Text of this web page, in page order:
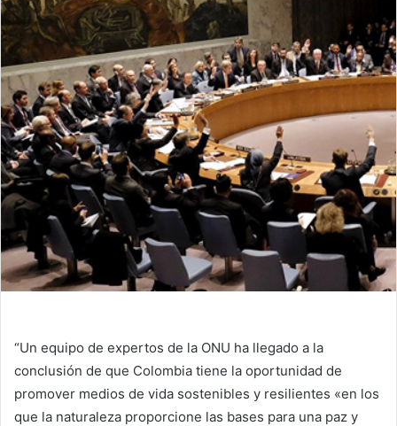
“Un equipo de expertos de la ONU ha llegado a la
conclusión de que Colombia tiene la oportunidad de
promover medios de vida sostenibles y resilientes «en los
que la naturaleza proporcione las bases para una paz y